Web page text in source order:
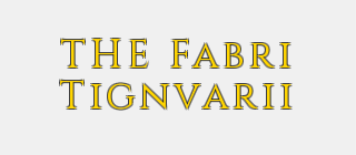
THE Fabri
Tignvarii